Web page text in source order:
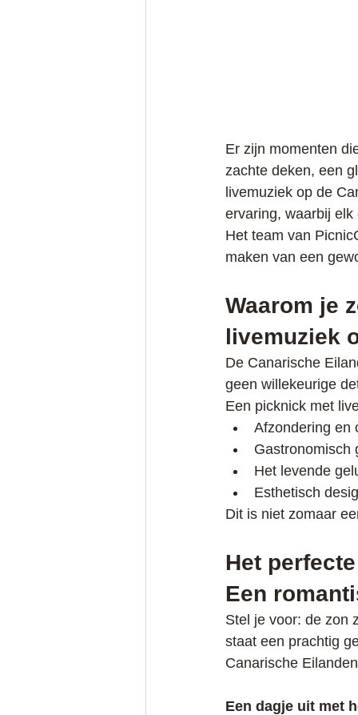
Er zijn momenten
zachte deken, een
livemuziek op de
ervaring, waarbij
Het team van
maken van een
Waarom je
livemuziek
De Canarische
geen willekeurige
Een picknick met
Afzondering en
Gastronomisch
Het levende
Esthetisch
Dit is niet zomaar
Het
Een
Stel je voor: de zon
staat een prachtig
Canarische
Een dagje uit met